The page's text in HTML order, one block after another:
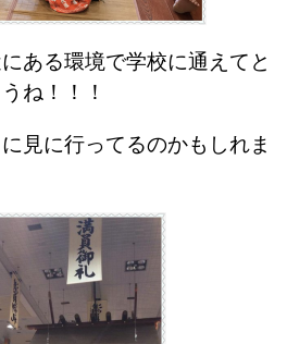
ある環境で学校に通えてと
ね！！！
見に行ってるのかもしれま